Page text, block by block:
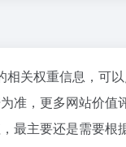
相关权重信息，可
准，更多网站价
最主要还是需要